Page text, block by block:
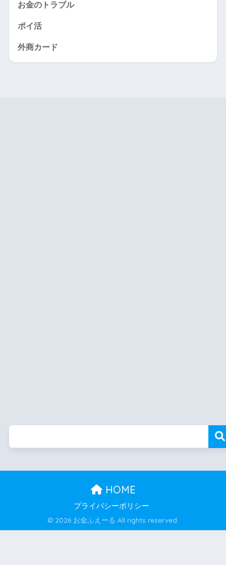
お金のトラブル
ポイ活
外商カード
HOME
プライバシーポリシー
© 2026 お金ふえーる All rights reserved.